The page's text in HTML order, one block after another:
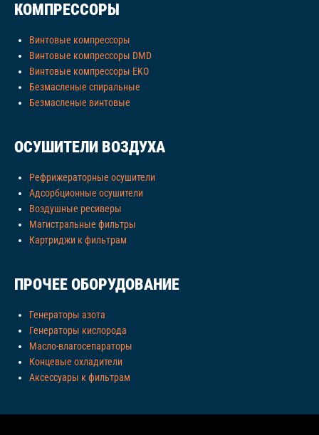
КОМПРЕССОРЫ
Винтовые компрессоры
Винтовые компрессоры DMD
Винтовые компрессоры EKO
Безмасленые спиральные
Безмасленые винтовые
ОСУШИТЕЛИ ВОЗДУХА
Рефрижераторные осушители
Адсорбционные осушители
Воздушные ресиверы
Магистральные фильтры
Картриджи к фильтрам
ПРОЧЕЕ ОБОРУДОВАНИЕ
Генераторы азота
Генераторы кислорода
Масло-влагосепараторы
Концевые охладители
Аксессуары к фильтрам